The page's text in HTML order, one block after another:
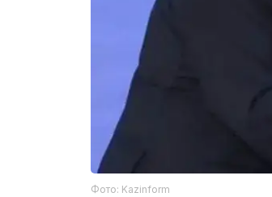
Фото: Kazinform